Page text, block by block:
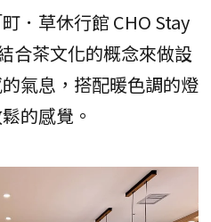
．草休行館 CHO Stay
合茶文化的概念來做設
氣息，搭配暖色調的燈
的感覺。